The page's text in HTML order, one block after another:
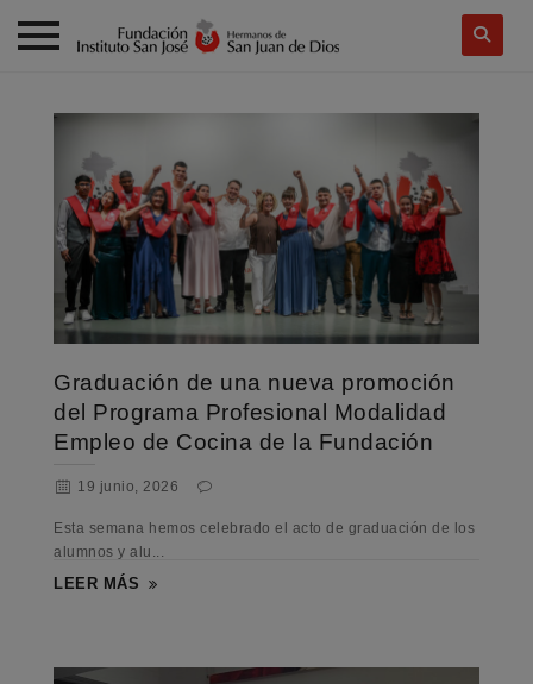
Graduación de una nueva promoción
del Programa Profesional Modalidad
Empleo de Cocina de la Fundación
19 junio, 2026
Esta semana hemos celebrado el acto de graduación de los
alumnos y alu...
LEER MÁS